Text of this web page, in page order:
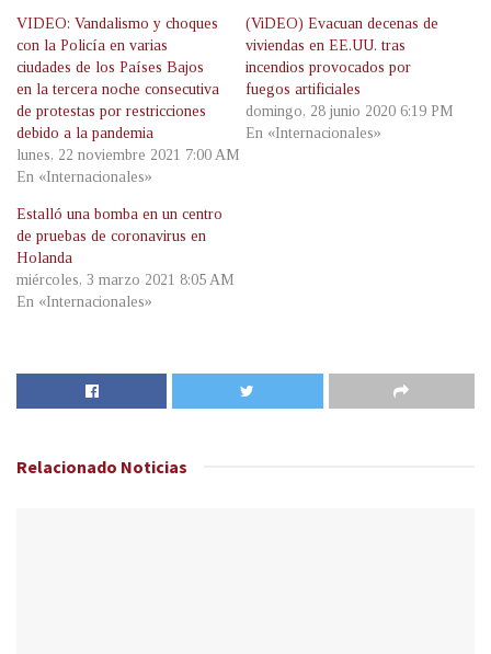
VIDEO: Vandalismo y choques
con la Policía en varias
ciudades de los Países Bajos
en la tercera noche consecutiva
de protestas por restricciones
debido a la pandemia
lunes, 22 noviembre 2021 7:00 AM
En «Internacionales»
(ViDEO) Evacuan decenas de
viviendas en EE.UU. tras
incendios provocados por
fuegos artificiales
domingo, 28 junio 2020 6:19 PM
En «Internacionales»
Estalló una bomba en un centro
de pruebas de coronavirus en
Holanda
miércoles, 3 marzo 2021 8:05 AM
En «Internacionales»
Relacionado Noticias